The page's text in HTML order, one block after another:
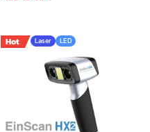
Hot Laser LED